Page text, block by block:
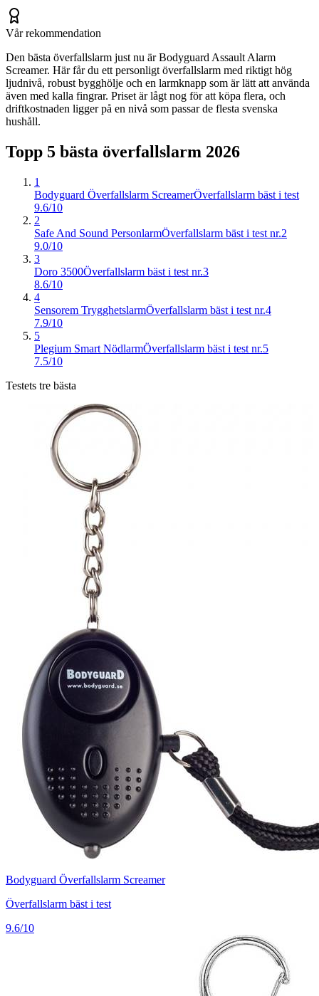
Vår rekommendation
Den bästa överfallslarm just nu är Bodyguard Assault Alarm
Screamer. Här får du ett personligt överfallslarm med riktigt hög
ljudnivå, robust bygghölje och en larmknapp som är lätt att använda
även med kalla fingrar. Priset är lågt nog för att köpa flera, och
driftkostnaden ligger på en nivå som passar de flesta svenska
hushåll.
Topp 5 bästa överfallslarm 2026
1
Bodyguard Överfallslarm ScreamerÖverfallslarm bäst i test
9.6/10
2
Safe And Sound PersonlarmÖverfallslarm bäst i test nr.2
9.0/10
3
Doro 3500Överfallslarm bäst i test nr.3
8.6/10
4
Sensorem TrygghetslarmÖverfallslarm bäst i test nr.4
7.9/10
5
Plegium Smart NödlarmÖverfallslarm bäst i test nr.5
7.5/10
Testets tre bästa
Bodyguard Överfallslarm Screamer
Överfallslarm bäst i test
9.6/10